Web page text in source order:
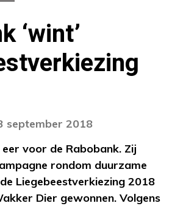
‘wint’
september 2018
voor de Rabobank. Zij
rondom duurzame
Liegebeestverkiezing 2018
Dier gewonnen. Volgens